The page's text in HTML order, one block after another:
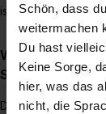
Schön, dass
weitermachen
Du hast
Keine Sorge,
hier, was das
nicht, die
ist, kannst Du Dich
Wann beginnen
Studiengänge?
Die Ausbildungen